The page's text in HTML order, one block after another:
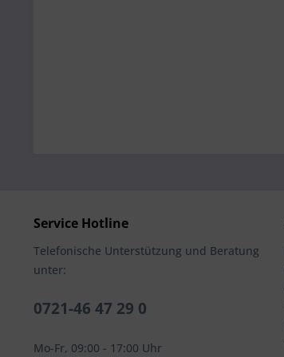
Service Hotline
Telefonische Unterstützung und Beratung
unter:
0721-46 47 29 0
Mo-Fr, 09:00 - 17:00 Uhr